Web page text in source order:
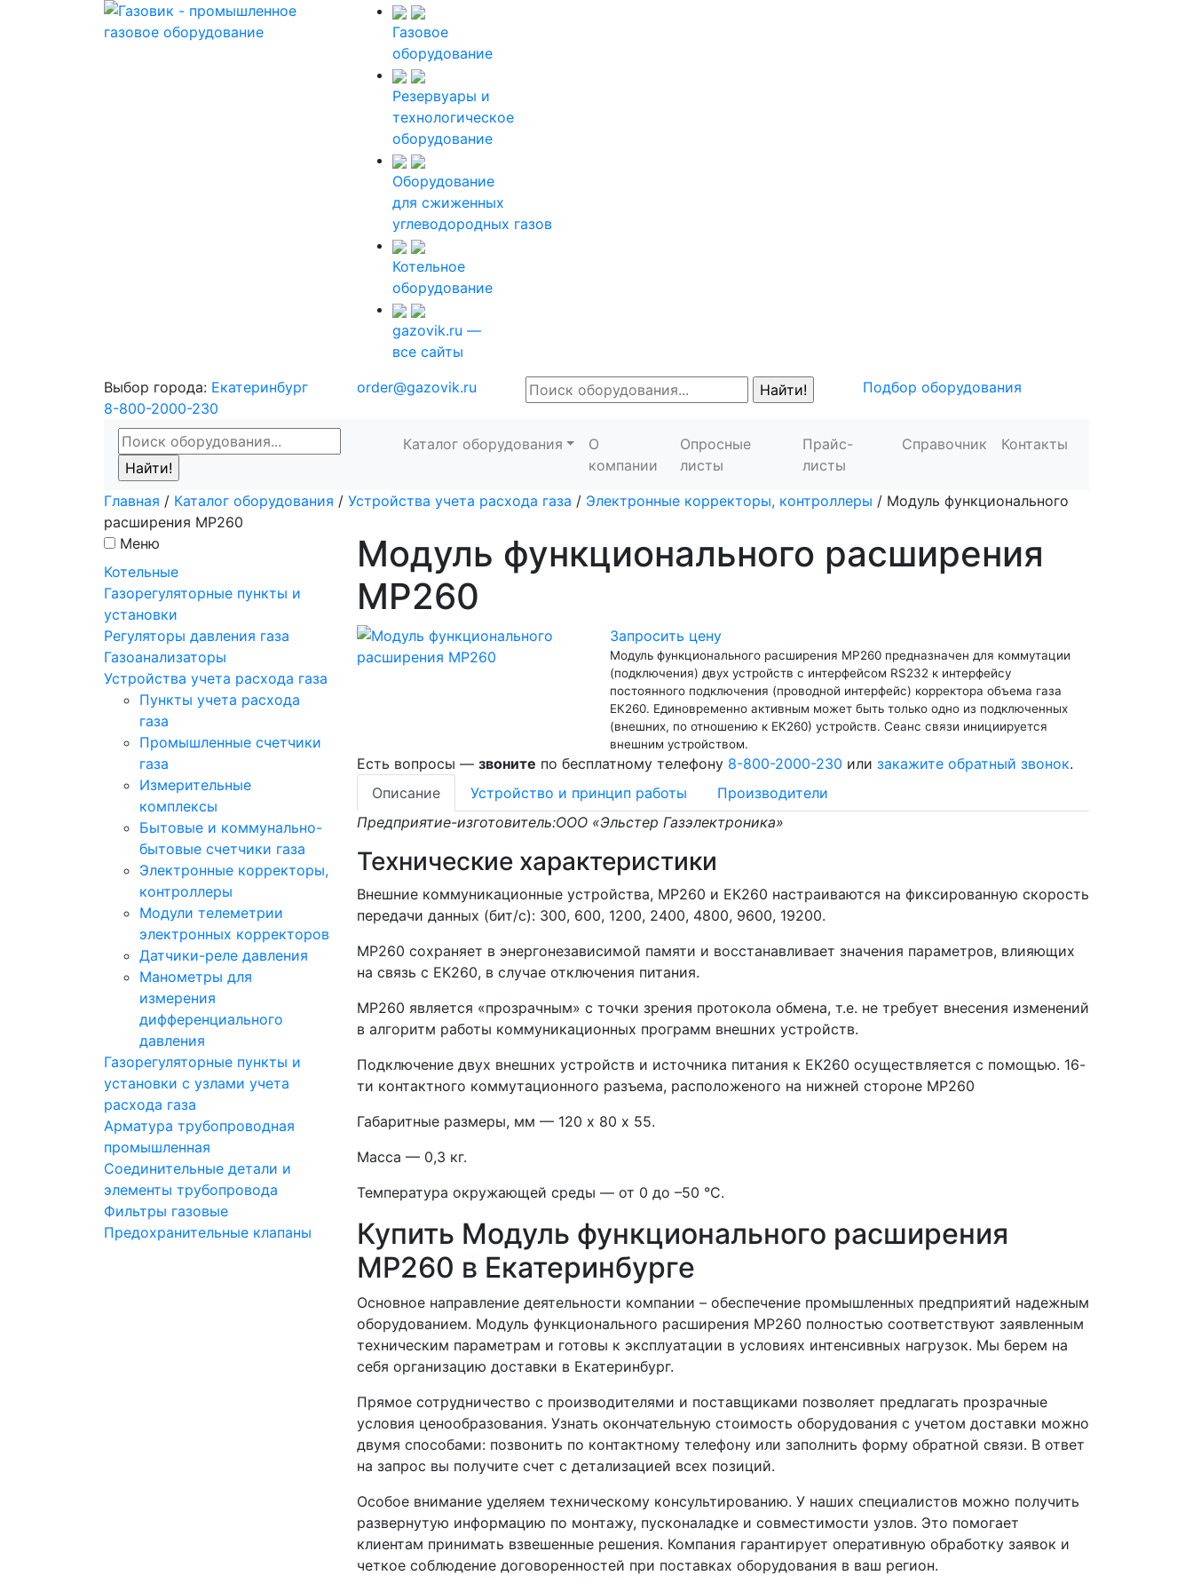
Газовое
оборудование
Резервуары и
технологическое
оборудование
Оборудование
для сжиженных
углеводородных газов
Котельное
оборудование
gazovik.ru —
все сайты
Выбор города: Екатеринбург
8-800-2000-230
order@gazovik.ru Подбор оборудования
Каталог оборудования
О
компании
Опросные
листы
Прайс-
листы
Справочник Контакты
Главная / Каталог оборудования / Устройства учета расхода газа / Электронные корректоры, контроллеры / Модуль функционального
расширения МР260
Меню
Котельные
Газорегуляторные пункты и
установки
Регуляторы давления газа
Газоанализаторы
Устройства учета расхода газа
Пункты учета расхода
газа
Промышленные счетчики
газа
Измерительные
комплексы
Бытовые и коммунально-
бытовые счетчики газа
Электронные корректоры,
контроллеры
Модули телеметрии
электронных корректоров
Датчики-реле давления
Манометры для
измерения
дифференциального
давления
Газорегуляторные пункты и
установки с узлами учета
расхода газа
Арматура трубопроводная
промышленная
Соединительные детали и
элементы трубопровода
Фильтры газовые
Предохранительные клапаны
Модуль функционального расширения
МР260
Запросить цену
Модуль функционального расширения МР260 предназначен для коммутации
(подключения) двух устройств с интерфейсом RS232 к интерфейсу
постоянного подключения (проводной интерфейс) корректора объема газа
ЕК260. Единовременно активным может быть только одно из подключенных
(внешних, по отношению к ЕК260) устройств. Сеанс связи инициируется
внешним устройством.
Есть вопросы — звоните по бесплатному телефону 8-800-2000-230 или закажите обратный звонок.
Описание
Устройство и принцип работы
Производители
Предприятие-изготовитель:ООО «Эльстер Газэлектроника»
Технические характеристики
Внешние коммуникационные устройства, МР260 и ЕК260 настраиваются на фиксированную скорость
передачи данных (бит/с): 300, 600, 1200, 2400, 4800, 9600, 19200.
МР260 сохраняет в энергонезависимой памяти и восстанавливает значения параметров, влияющих
на связь с ЕК260, в случае отключения питания.
МР260 является «прозрачным» с точки зрения протокола обмена, т.е. не требует внесения изменений
в алгоритм работы коммуникационных программ внешних устройств.
Подключение двух внешних устройств и источника питания к ЕК260 осуществляется с помощью. 16-
ти контактного коммутационного разъема, расположеного на нижней стороне МР260
Габаритные размеры, мм — 120 х 80 х 55.
Масса — 0,3 кг.
Температура окружающей среды — от 0 до –50 °С.
Купить Модуль функционального расширения
МР260 в Екатеринбурге
Основное направление деятельности компании – обеспечение промышленных предприятий надежным
оборудованием. Модуль функционального расширения МР260 полностью соответствуют заявленным
техническим параметрам и готовы к эксплуатации в условиях интенсивных нагрузок. Мы берем на
себя организацию доставки в Екатеринбург.
Прямое сотрудничество с производителями и поставщиками позволяет предлагать прозрачные
условия ценообразования. Узнать окончательную стоимость оборудования с учетом доставки можно
двумя способами: позвонить по контактному телефону или заполнить форму обратной связи. В ответ
на запрос вы получите счет с детализацией всех позиций.
Особое внимание уделяем техническому консультированию. У наших специалистов можно получить
развернутую информацию по монтажу, пусконаладке и совместимости узлов. Это помогает
клиентам принимать взвешенные решения. Компания гарантирует оперативную обработку заявок и
четкое соблюдение договоренностей при поставках оборудования в ваш регион.